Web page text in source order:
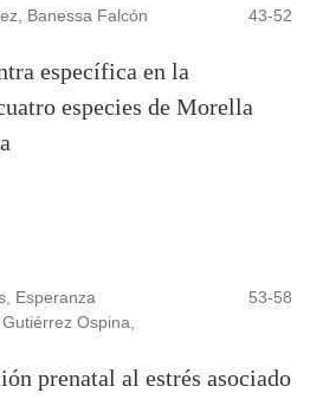
Banessa Falcón
43-52
específica en la
especies de Morella
Esperanza
Ospina,
53-58
prenatal al estrés asociado